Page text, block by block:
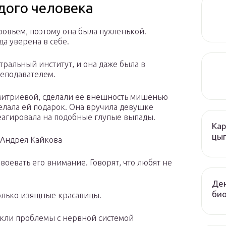
человека
поэтому она была пухленькой.
уверена в себе.
институт, и она даже была в
сделали ее внешность мишенью
ей подарок. Она вручила девушке
на подобные глупые выпады.
Кайкова
его внимание. Говорят, что любят не
изящные красавицы.
проблемы с нервной системой